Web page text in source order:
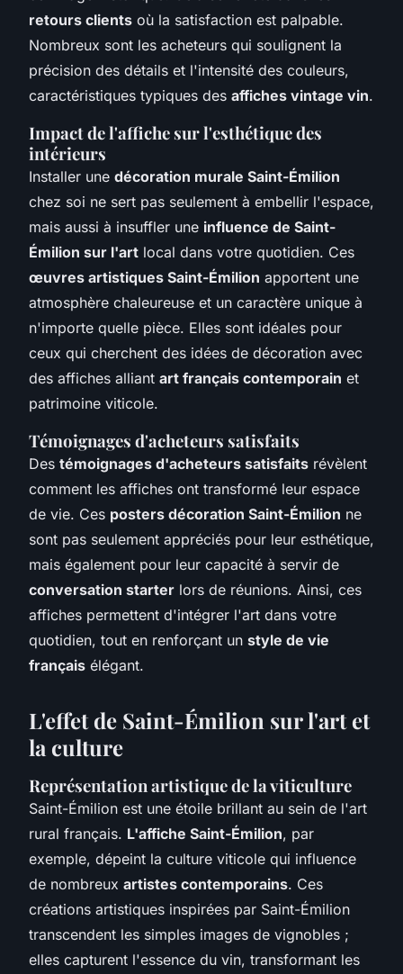
retours clients où la satisfaction est palpable.
Nombreux sont les acheteurs qui soulignent la
précision des détails et l'intensité des couleurs,
caractéristiques typiques des affiches vintage vin.
Impact de l'affiche sur l'esthétique des
intérieurs
Installer une décoration murale Saint-Émilion
chez soi ne sert pas seulement à embellir l'espace,
mais aussi à insuffler une influence de Saint-
Émilion sur l'art local dans votre quotidien. Ces
œuvres artistiques Saint-Émilion apportent une
atmosphère chaleureuse et un caractère unique à
n'importe quelle pièce. Elles sont idéales pour
ceux qui cherchent des idées de décoration avec
des affiches alliant art français contemporain et
patrimoine viticole.
Témoignages d'acheteurs satisfaits
Des témoignages d'acheteurs satisfaits révèlent
comment les affiches ont transformé leur espace
de vie. Ces posters décoration Saint-Émilion ne
sont pas seulement appréciés pour leur esthétique,
mais également pour leur capacité à servir de
conversation starter lors de réunions. Ainsi, ces
affiches permettent d'intégrer l'art dans votre
quotidien, tout en renforçant un style de vie
français élégant.
L'effet de Saint-Émilion sur l'art et
la culture
Représentation artistique de la viticulture
Saint-Émilion est une étoile brillant au sein de l'art
rural français. L'affiche Saint-Émilion, par
exemple, dépeint la culture viticole qui influence
de nombreux artistes contemporains. Ces
créations artistiques inspirées par Saint-Émilion
transcendent les simples images de vignobles ;
elles capturent l'essence du vin, transformant les